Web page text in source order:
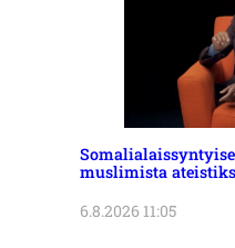
muslimista
6.8.2026 11:05